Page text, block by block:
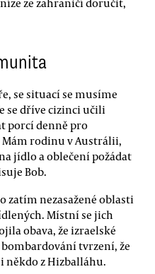
ze zahraničí doručit,
se situací se musíme
se dříve cizinci učili
porcí denně pro
rodinu v Austrálii,
jídlo a oblečení požádat
Bob.
zatím nezasažené oblasti
Místní se jich
obava, že izraelské
tvrzení, že
někdo z Hizballáhu.